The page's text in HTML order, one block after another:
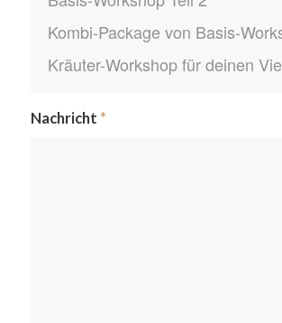
Nachricht *